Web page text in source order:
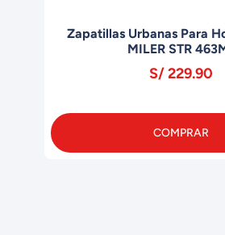
CASACA IMPERMEABLE
RUN MXH5001P
S/ 169.00
COMPRAR